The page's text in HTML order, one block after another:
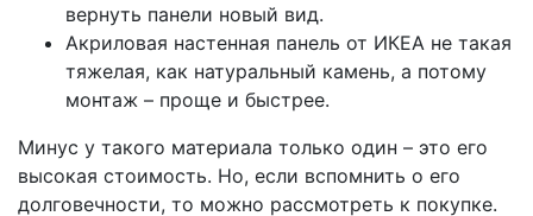
вернуть панели новый вид.
Акриловая настенная панель от ИКЕА не такая
тяжелая, как натуральный камень, а потому
монтаж – проще и быстрее.
Минус у такого материала только один – это его
высокая стоимость. Но, если вспомнить о его
долговечности, то можно рассмотреть к покупке.